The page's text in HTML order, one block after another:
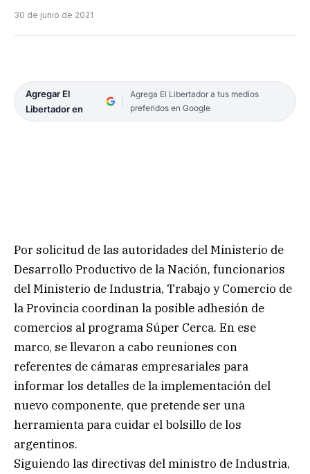
30 de junio de 2021
Agregar El
Libertador en
Agrega El Libertador a tus medios
preferidos en Google
Por solicitud de las autoridades del Ministerio de
Desarrollo Productivo de la Nación, funcionarios
del Ministerio de Industria, Trabajo y Comercio de
la Provincia coordinan la posible adhesión de
comercios al programa Súper Cerca. En ese
marco, se llevaron a cabo reuniones con
referentes de cámaras empresariales para
informar los detalles de la implementación del
nuevo componente, que pretende ser una
herramienta para cuidar el bolsillo de los
argentinos.
Siguiendo las directivas del ministro de Industria,